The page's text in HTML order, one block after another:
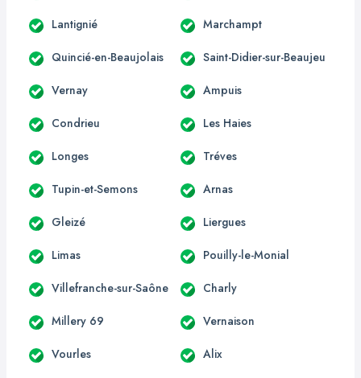
Lantignié Marchampt
Quincié-en-Beaujolais Saint-Didier-sur-Beaujeu
Vernay Ampuis
Condrieu Les Haies
Longes Tréves
Tupin-et-Semons Arnas
Gleizé Liergues
Limas Pouilly-le-Monial
Villefranche-sur-Saône Charly
Millery 69 Vernaison
Vourles Alix